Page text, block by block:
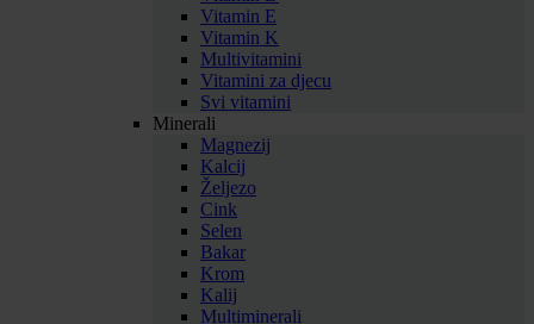
Vitamin E
Vitamin K
Multivitamini
Vitamini za djecu
Svi vitamini
Minerali
Magnezij
Kalcij
Željezo
Cink
Selen
Bakar
Krom
Kalij
Multiminerali